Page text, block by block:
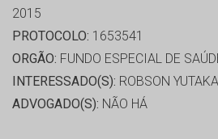
2015
PROTOCOLO: 1653541
ORGÃO: FUNDO ESPECIAL DE
INTERESSADO(S): ROBSON
ADVOGADO(S): NÃO HÁ